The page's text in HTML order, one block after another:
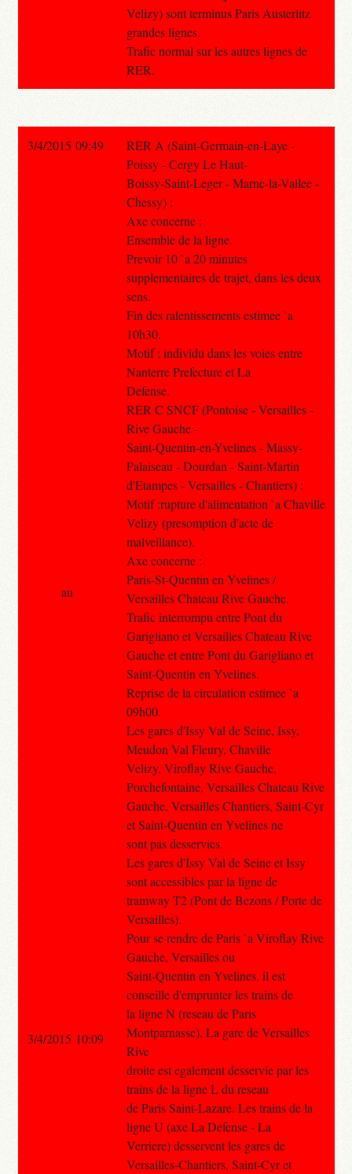
Velizy) sont terminus Paris Austerlitz
grandes lignes.
Trafic normal sur les autres lignes de
RER.
3/4/2015 09:49
RER A (Saint-Germain-en-Laye -
Poissy - Cergy Le Haut-
Boissy-Saint-Leger - Marne-la-Vallee -
Chessy) :
Axe concerne :
Ensemble de la ligne.
Prevoir 10 `a 20 minutes
supplementaires de trajet, dans les deux
sens.
Fin des ralentissements estimee `a
10h30.
Motif : individu dans les voies entre
Nanterre Prefecture et La
Defense.
RER C SNCF (Pontoise - Versailles -
Rive Gauche -
Saint-Quentin-en-Yvelines - Massy-
Palaiseau - Dourdan - Saint-Martin
d'Etampes - Versailles - Chantiers) :
Motif :rupture d'alimentation `a Chaville
Velizy (presomption d'acte de
malveillance).
Axe concerne :
Paris-St-Quentin en Yvelines /
Versailles Chateau Rive Gauche.
Trafic interrompu entre Pont du
Garigliano et Versailles Chateau Rive
Gauche et entre Pont du Garigliano et
Saint-Quentin en Yvelines.
Reprise de la circulation estimee `a
09h00.
Les gares d'Issy Val de Seine, Issy,
Meudon Val Fleury, Chaville
Velizy, Viroflay Rive Gauche,
Porchefontaine, Versailles Chateau Rive
Gauche, Versailles Chantiers, Saint-Cyr
et Saint-Quentin en Yvelines ne
sont pas desservies.
Les gares d'Issy Val de Seine et Issy
sont accessibles par la ligne de
tramway T2 (Pont de Bezons / Porte de
Versailles).
Pour se rendre de Paris `a Viroflay Rive
Gauche, Versailles ou
Saint-Quentin en Yvelines, il est
conseille d'emprunter les trains de
la ligne N (reseau de Paris
Montparnasse). La gare de Versailles
Rive
droite est egalement desservie par les
trains de la ligne L du reseau
de Paris Saint-Lazare. Les trains de la
ligne U (axe La Defense - La
Verriere) desservent les gares de
Versailles-Chantiers, Saint-Cyr et
au
3/4/2015 10:09